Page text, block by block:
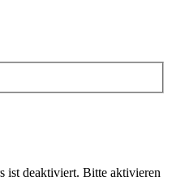
ist deaktiviert. Bitte aktivieren